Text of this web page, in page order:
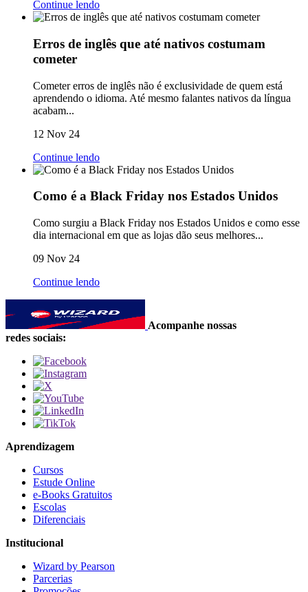
Continue lendo
Erros de inglês que até nativos costumam
cometer
Cometer erros de inglês não é exclusividade de quem está
aprendendo o idioma. Até mesmo falantes nativos da língua
acabam...
12 Nov 24
Continue lendo
Como é a Black Friday nos Estados Unidos
Como surgiu a Black Friday nos Estados Unidos e como esse
dia internacional em que as lojas dão seus melhores...
09 Nov 24
Continue lendo
Acompanhe nossas
redes sociais:
Aprendizagem
Cursos
Estude Online
e-Books Gratuitos
Escolas
Diferenciais
Institucional
Wizard by Pearson
Parcerias